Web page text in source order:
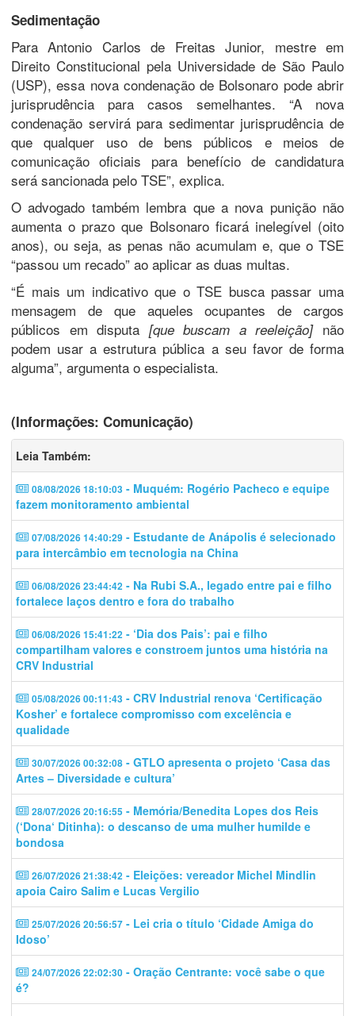
Sedimentação
Para Antonio Carlos de Freitas Junior, mestre em
Direito Constitucional pela Universidade de São Paulo
(USP), essa nova condenação de Bolsonaro pode abrir
jurisprudência para casos semelhantes. “A nova
condenação servirá para sedimentar jurisprudência de
que qualquer uso de bens públicos e meios de
comunicação oficiais para benefício de candidatura
será sancionada pelo TSE”, explica.
O advogado também lembra que a nova punição não
aumenta o prazo que Bolsonaro ficará inelegível (oito
anos), ou seja, as penas não acumulam e, que o TSE
“passou um recado” ao aplicar as duas multas.
“É mais um indicativo que o TSE busca passar uma
mensagem de que aqueles ocupantes de cargos
públicos em disputa [que buscam a reeleição]não
podem usar a estrutura pública a seu favor de forma
alguma”, argumenta o especialista.
(Informações: Comunicação)
Leia Também:
08/08/2026 18:10:03 - Muquém: Rogério Pacheco e equipe
fazem monitoramento ambiental
07/08/2026 14:40:29 - Estudante de Anápolis é selecionado
para intercâmbio em tecnologia na China
06/08/2026 23:44:42 - Na Rubi S.A., legado entre pai e filho
fortalece laços dentro e fora do trabalho
06/08/2026 15:41:22 - ‘Dia dos Pais’: pai e filho
compartilham valores e constroem juntos uma história na
CRV Industrial
05/08/2026 00:11:43 - CRV Industrial renova ‘Certificação
Kosher’ e fortalece compromisso com excelência e
qualidade
30/07/2026 00:32:08 - GTLO apresenta o projeto ‘Casa das
Artes – Diversidade e cultura’
28/07/2026 20:16:55 - Memória/Benedita Lopes dos Reis
(‘Dona‘ Ditinha): o descanso de uma mulher humilde e
bondosa
26/07/2026 21:38:42 - Eleições: vereador Michel Mindlin
apoia Cairo Salim e Lucas Vergilio
25/07/2026 20:56:57 - Lei cria o título ‘Cidade Amiga do
Idoso’
24/07/2026 22:02:30 - Oração Centrante: você sabe o que
é?